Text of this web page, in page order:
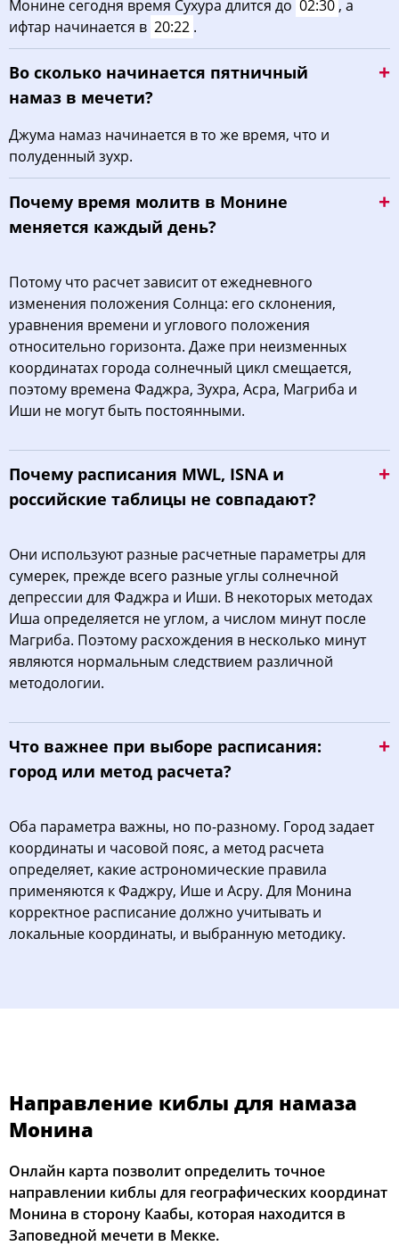
Монине сегодня время Сухура длится до 02:30 , а
ифтар начинается в 20:22 .
Во сколько начинается пятничный
намаз в мечети?
Джума намаз начинается в то же время, что и
полуденный зухр.
Почему время молитв в Монине
меняется каждый день?
Потому что расчет зависит от ежедневного
изменения положения Солнца: его склонения,
уравнения времени и углового положения
относительно горизонта. Даже при неизменных
координатах города солнечный цикл смещается,
поэтому времена Фаджра, Зухра, Асра, Магриба и
Иши не могут быть постоянными.
Почему расписания MWL, ISNA и
российские таблицы не совпадают?
Они используют разные расчетные параметры для
сумерек, прежде всего разные углы солнечной
депрессии для Фаджра и Иши. В некоторых методах
Иша определяется не углом, а числом минут после
Магриба. Поэтому расхождения в несколько минут
являются нормальным следствием различной
методологии.
Что важнее при выборе расписания:
город или метод расчета?
Оба параметра важны, но по-разному. Город задает
координаты и часовой пояс, а метод расчета
определяет, какие астрономические правила
применяются к Фаджру, Ише и Асру. Для Монина
корректное расписание должно учитывать и
локальные координаты, и выбранную методику.
Направление киблы для намаза
Монина
Онлайн карта позволит определить точное
направлении киблы для географических координат
Монина в сторону Каабы, которая находится в
Заповедной мечети в Мекке.